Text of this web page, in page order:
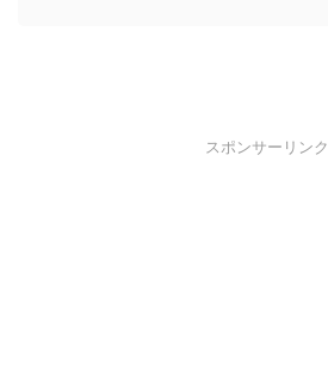
スポンサーリンク